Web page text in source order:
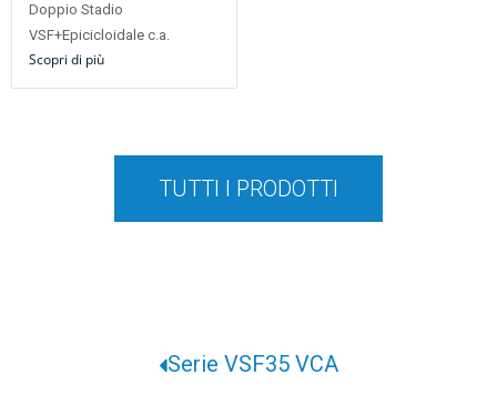
Doppio Stadio
VSF+Epicicloidale c.a.
Scopri di più
TUTTI I PRODOTTI
Serie VSF35 VCA